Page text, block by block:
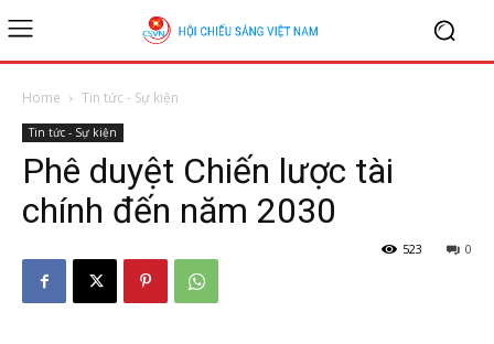
Home Tin tức - Sự kiện
Tin tức - Sự kiện
Phê duyệt Chiến lược tài
chính đến năm 2030
0
523